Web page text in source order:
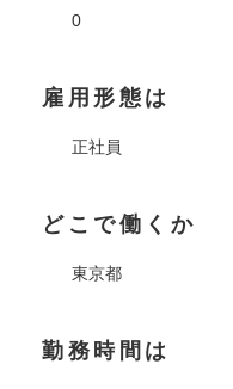
0
雇用形態は
正社員
どこで働くか
東京都
勤務時間は